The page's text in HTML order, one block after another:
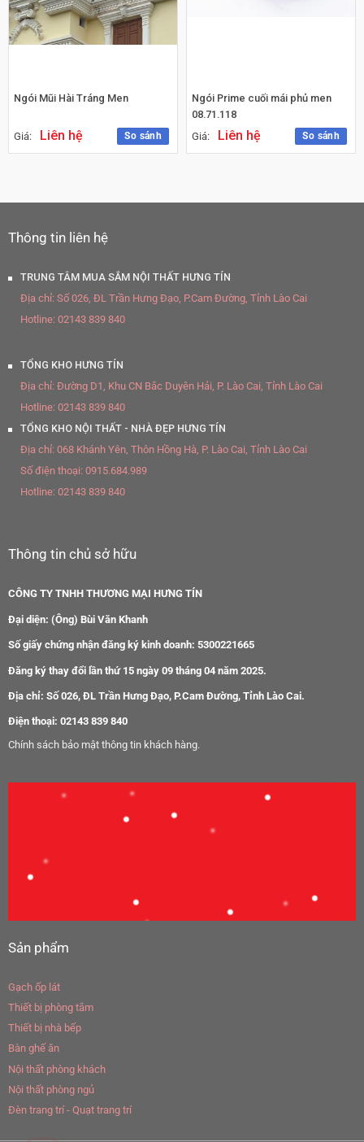
So sánh
Ngói Mũi Hài Tráng Men
Giá: Liên hệ So sánh
Ngói Prime cuối mái phủ men
08.71.118
Giá:
Liên hệ
Thông tin liên hệ
TRUNG TÂM MUA SẮM NỘI THẤT HƯNG TÍN
Địa chỉ: Số 026, ĐL Trần Hưng Đạo, P.Cam Đường, Tỉnh Lào Cai
Hotline: 02143 839 840
TỔNG KHO HƯNG TÍN
Địa chỉ: Đường D1, Khu CN Bắc Duyên Hải, P. Lào Cai, Tỉnh Lào Cai
Hotline: 02143 839 840
TỔNG KHO NỘI THẤT - NHÀ ĐẸP HƯNG TÍN
Địa chỉ: 068 Khánh Yên, Thôn Hồng Hà, P. Lào Cai, Tỉnh Lào Cai
Số điện thoại: 0915.684.989
Hotline: 02143 839 840
Thông tin chủ sở hữu
CÔNG TY TNHH THƯƠNG MẠI HƯNG TÍN
Đại diện: (Ông) Bùi Văn Khanh
Số giấy chứng nhận đăng ký kinh doanh: 5300221665
Đăng ký thay đổi lần thứ 15 ngày 09 tháng 04 năm 2025.
Địa chỉ: Số 026, ĐL Trần Hưng Đạo, P.Cam Đường, Tỉnh Lào Cai.
Điện thoại: 02143 839 840
Chính sách bảo mật thông tin khách hàng.
Sản phẩm
Gạch ốp lát
Thiết bị phòng tắm
Thiết bị nhà bếp
Bàn ghế ăn
Nội thất phòng khách
Nội thất phòng ngủ
Đèn trang trí - Quạt trang trí